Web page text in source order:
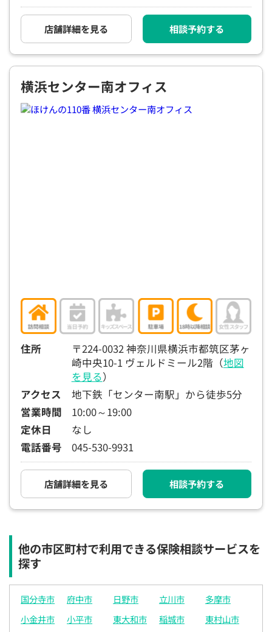
店舗詳細を見る 相談予約する
横浜センター南オフィス
住所
〒224-0032 神奈川県横浜市都筑区茅ヶ
崎中央10-1 ヴェルドミール2階（地図
を見る）
アクセス
地下鉄「センター南駅」から徒歩5分
営業時間
10:00～19:00
定休日
なし
電話番号
045-530-9931
店舗詳細を見る 相談予約する
他の市区町村で利用できる保険相談サービスを
探す
国分寺市 府中市 日野市 立川市
多摩市
小金井市
小平市 東大和市 稲城市
東村山市